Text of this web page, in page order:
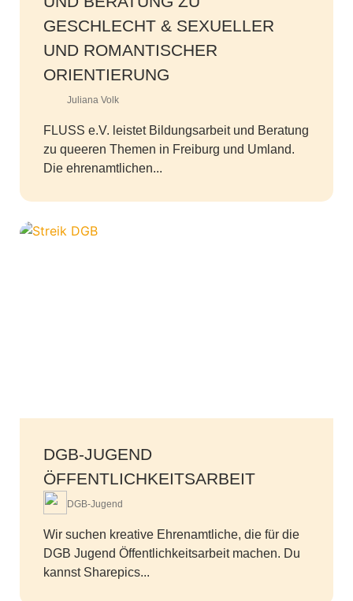
GESCHLECHT & SEXUELLER
UND ROMANTISCHER
ORIENTIERUNG
Juliana Volk
FLUSS e.V. leistet Bildungsarbeit und Beratung
zu queeren Themen in Freiburg und Umland.
Die ehrenamtlichen...
DGB-JUGEND
ÖFFENTLICHKEITSARBEIT
DGB-Jugend
Wir suchen kreative Ehrenamtliche, die für die
DGB Jugend Öffentlichkeitsarbeit machen. Du
kannst Sharepics...